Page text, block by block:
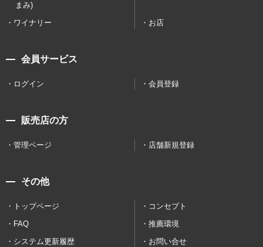
まみ)
ワイナリー お店
会員サービス
ログイン 会員登録
販売店の方
管理ページ 店舗新規登録
その他
トップページ
コンセプト
FAQ
推薦環境
システム更新履歴
お問い合せ